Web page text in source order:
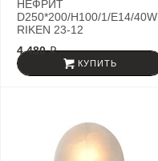
НЕФРИТ
D250*200/H100/1/E14/40W
RIKEN 23-12
4 480 ₽
КУПИТЬ